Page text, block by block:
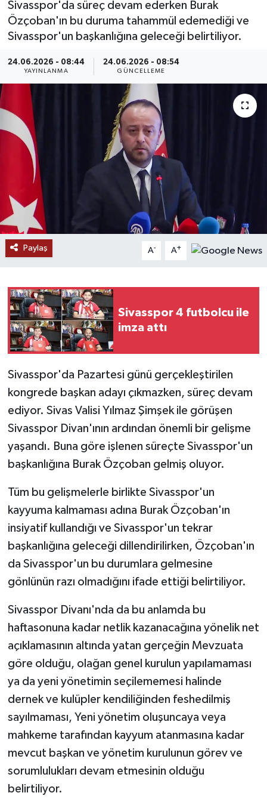
Sivasspor'da süreç devam ederken Burak
Özçoban'ın bu duruma tahammül edemediği ve
Sivasspor'un başkanlığına geleceği belirtiliyor.
24.06.2026 - 08:44
YAYINLANMA
24.06.2026 - 08:54
GÜNCELLEME
Paylaş A- A+
Sivasspor 4 futbolcu ile
imza attı
Sivasspor'da Pazartesi günü gerçekleştirilen
kongrede başkan adayı çıkmazken, süreç devam
ediyor. Sivas Valisi Yılmaz Şimşek ile görüşen
Sivasspor Divan'ının ardından önemli bir gelişme
yaşandı. Buna göre işlenen süreçte Sivasspor'un
başkanlığına Burak Özçoban gelmiş oluyor.
Tüm bu gelişmelerle birlikte Sivasspor'un
kayyuma kalmaması adına Burak Özçoban'ın
insiyatif kullandığı ve Sivasspor'un tekrar
başkanlığına geleceği dillendirilirken, Özçoban'ın
da Sivasspor'un bu durumlara gelmesine
gönlünün razı olmadığını ifade ettiği belirtiliyor.
Sivasspor Divanı'nda da bu anlamda bu
haftasonuna kadar netlik kazanacağına yönelik net
açıklamasının altında yatan gerçeğin Mevzuata
göre olduğu, olağan genel kurulun yapılamaması
ya da yeni yönetimin seçilememesi halinde
dernek ve kulüpler kendiliğinden feshedilmiş
sayılmaması, Yeni yönetim oluşuncaya veya
mahkeme tarafından kayyum atanmasına kadar
mevcut başkan ve yönetim kurulunun görev ve
sorumlulukları devam etmesinin olduğu
belirtiliyor.
MAGAZİN
RESMİ İLANLAR
SAĞLIK
SİYASET
SOSYAL YARDIMLAR
SPONSORLU YAZI
SPOR
YAŞAM